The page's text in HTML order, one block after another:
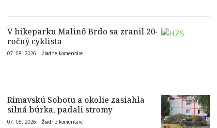
V bikeparku Malinô Brdo sa zranil 20-
ročný cyklista
07. 08. 2026 | Žiadne komentáre
Rimavskú Sobotu a okolie zasiahla
silná búrka, padali stromy
07. 08. 2026 | Žiadne komentáre